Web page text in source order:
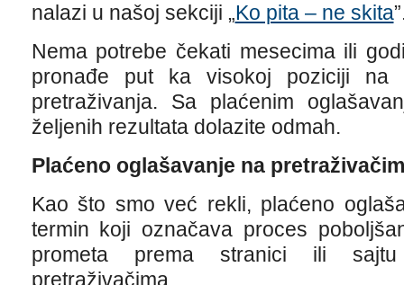
nalazi u našoj sekciji „Ko pita – ne skita
Nema potrebe čekati mesecima ili
pronađe put ka visokoj poziciji na
pretraživanja. Sa plaćenim
željenih rezultata dolazite odmah.
Plaćeno oglašavanje na
Kao što smo već rekli, plaćeno
termin koji označava proces
prometa prema stranici ili
pretraživačima.